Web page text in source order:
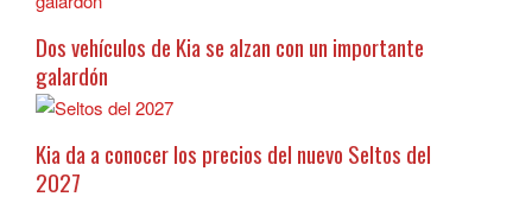
Dos vehículos de Kia se alzan con un importante
galardón
Kia da a conocer los precios del nuevo Seltos del
2027